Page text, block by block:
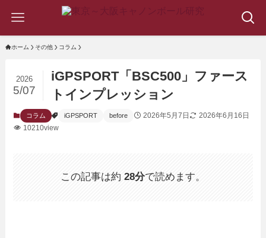
ホーム その他 コラム
iGPSPORT「BSC500」ファース
トインプレッション
2026
5/07
コラム iGPSPORT before 2026年5月7日
2026年6月16日
10210view
この記事は約 28分で読めます。